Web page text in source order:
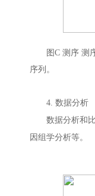
图C 测序 测
序列。
4. 数据分析
数据分析和
因组学分析等。